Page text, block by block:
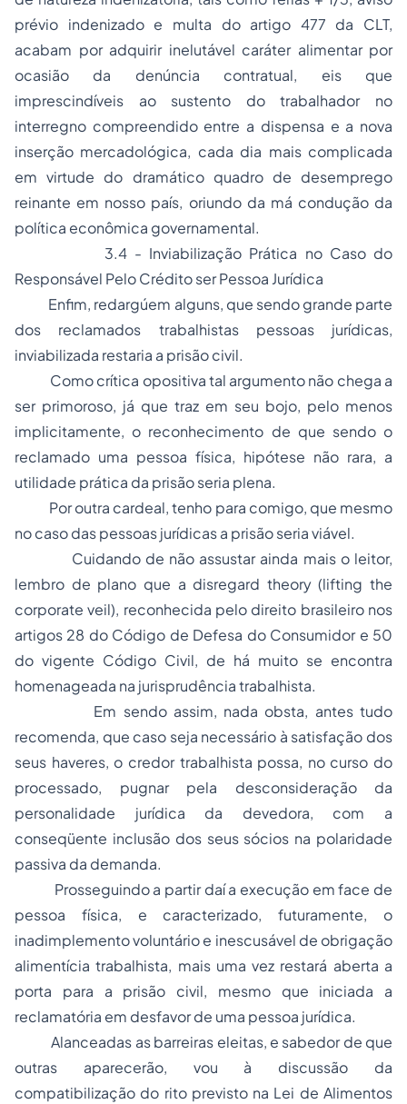
prévio indenizado e multa do artigo 477 da CLT,
acabam por adquirir inelutável caráter alimentar por
ocasião da denúncia contratual, eis que
imprescindíveis ao sustento do trabalhador no
interregno compreendido entre a dispensa e a nova
inserção mercadológica, cada dia mais complicada
em virtude do dramático quadro de desemprego
reinante em nosso país, oriundo da má condução da
política econômica governamental.
3.4 - Inviabilização Prática no Caso do
Responsável Pelo Crédito ser Pessoa Jurídica
Enfim, redargúem alguns, que sendo grande parte
dos reclamados trabalhistas pessoas jurídicas,
inviabilizada restaria a prisão civil.
Como crítica opositiva tal argumento não chega a
ser primoroso, já que traz em seu bojo, pelo menos
implicitamente, o reconhecimento de que sendo o
reclamado uma pessoa física, hipótese não rara, a
utilidade prática da prisão seria plena.
Por outra cardeal, tenho para comigo, que mesmo
no caso das pessoas jurídicas a prisão seria viável.
Cuidando de não assustar ainda mais o leitor,
lembro de plano que a disregard theory(lifting the
corporate veil), reconhecida pelo direito brasileiro nos
artigos 28 do Código de Defesa do Consumidor e 50
do vigente Código Civil, de há muito se encontra
homenageada na jurisprudência trabalhista.
Em sendo assim, nada obsta, antes tudo
recomenda, que caso seja necessário à satisfação dos
seus haveres, o credor trabalhista possa, no curso do
processado, pugnar pela desconsideração da
personalidade jurídica da devedora, com a
conseqüente inclusão dos seus sócios na polaridade
passiva da demanda.
Prosseguindo a partir daí a execução em face de
pessoa física, e caracterizado, futuramente, o
inadimplemento voluntário e inescusável de obrigação
alimentícia trabalhista, mais uma vez restará aberta a
porta para a prisão civil, mesmo que iniciada a
reclamatória em desfavor de uma pessoa jurídica.
Alanceadas as barreiras eleitas, e sabedor de que
outras aparecerão, vou à discussão da
compatibilização do rito previsto na Lei de Alimentos